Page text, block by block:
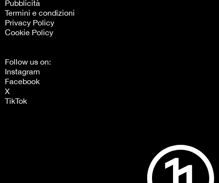
Pubblicità
Termini e condizioni
Privacy Policy
Cookie Policy
Follow us on:
Instagram
Facebook
X
TikTok